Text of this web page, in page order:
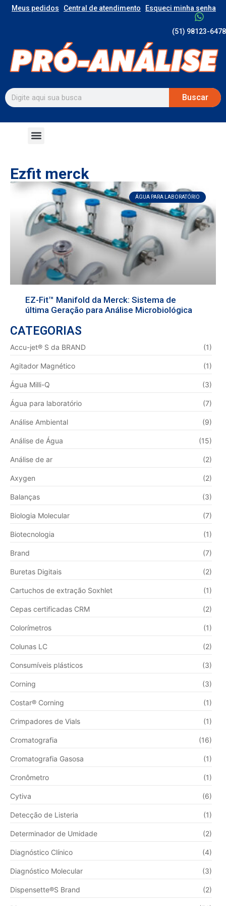
Meus pedidos Central de atendimento Esqueci minha senha
(51) 98123-6478
Buscar
Ezfit merck
ÁGUA PARA LABORATÓRIO
EZ-Fit™ Manifold da Merck: Sistema de
última Geração para Análise Microbiológica
CATEGORIAS
Accu-jet® S da BRAND (1)
Agitador Magnético (1)
Água Milli-Q (3)
Água para laboratório (7)
Análise Ambiental (9)
Análise de Água (15)
Análise de ar (2)
Axygen (2)
Balanças (3)
Biologia Molecular (7)
Biotecnologia (1)
Brand (7)
Buretas Digitais (2)
Cartuchos de extração Soxhlet (1)
Cepas certificadas CRM (2)
Colorímetros (1)
Colunas LC (2)
Consumíveis plásticos (3)
Corning (3)
Costar® Corning (1)
Crimpadores de Vials (1)
Cromatografia (16)
Cromatografia Gasosa (1)
Cronômetro (1)
Cytiva (6)
Detecção de Listeria (1)
Determinador de Umidade (2)
Diagnóstico Clínico (4)
Diagnóstico Molecular (3)
Dispensette®S Brand (2)